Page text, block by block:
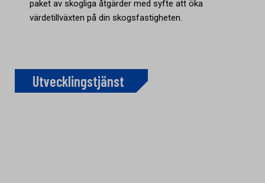
paket av skogliga åtgärder med syfte att öka
värdetillväxten på din skogsfastigheten.
Utvecklingstjänst